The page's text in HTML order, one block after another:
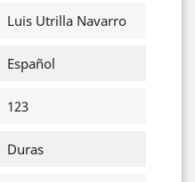
Luis Utrilla Navarro
Español
123
Duras